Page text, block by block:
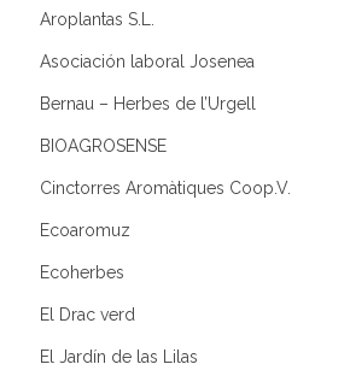
Aroplantas S.L.
Asociación laboral Josenea
Bernau – Herbes de l’Urgell
BIOAGROSENSE
Cinctorres Aromàtiques Coop.V.
Ecoaromuz
Ecoherbes
El Drac verd
El Jardín de las Lilas